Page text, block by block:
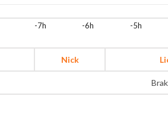
-7h -6h -5h
Nick